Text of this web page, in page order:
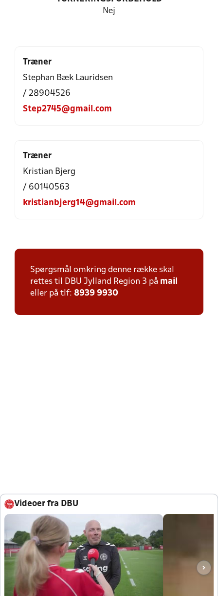
Nej
Træner
Stephan Bæk Lauridsen
/ 28904526
Step2745@gmail.com
Træner
Kristian Bjerg
/ 60140563
kristianbjerg14@gmail.com
Spørgsmål omkring denne række skal
rettes til DBU Jylland Region 3 på mail
eller på tlf: 8939 9930
Videoer fra DBU